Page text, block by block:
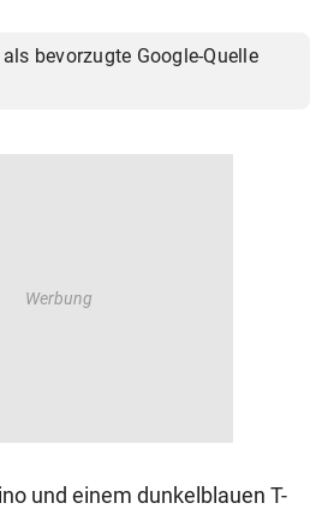
bevorzugte Google-Quelle
und einem dunkelblauen T-